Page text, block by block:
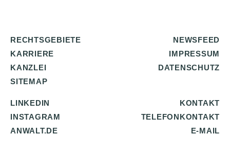
RECHTSGEBIETE
KARRIERE
KANZLEI
SITEMAP
NEWSFEED
IMPRESSUM
DATENSCHUTZ
LINKEDIN
INSTAGRAM
ANWALT.DE
KONTAKT
TELEFONKONTAKT
E-MAIL